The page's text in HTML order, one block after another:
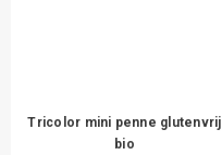
Tricolor mini penne glutenvrij
bio